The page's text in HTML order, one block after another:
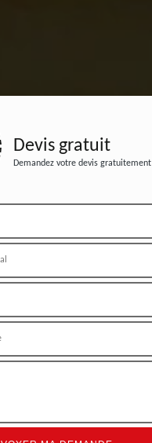
Devis gratuit
Demandez votre devis gratuitement